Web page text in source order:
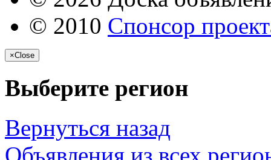
© 2010 Спонсор
×Close
Выберите регион
Вернуться назад